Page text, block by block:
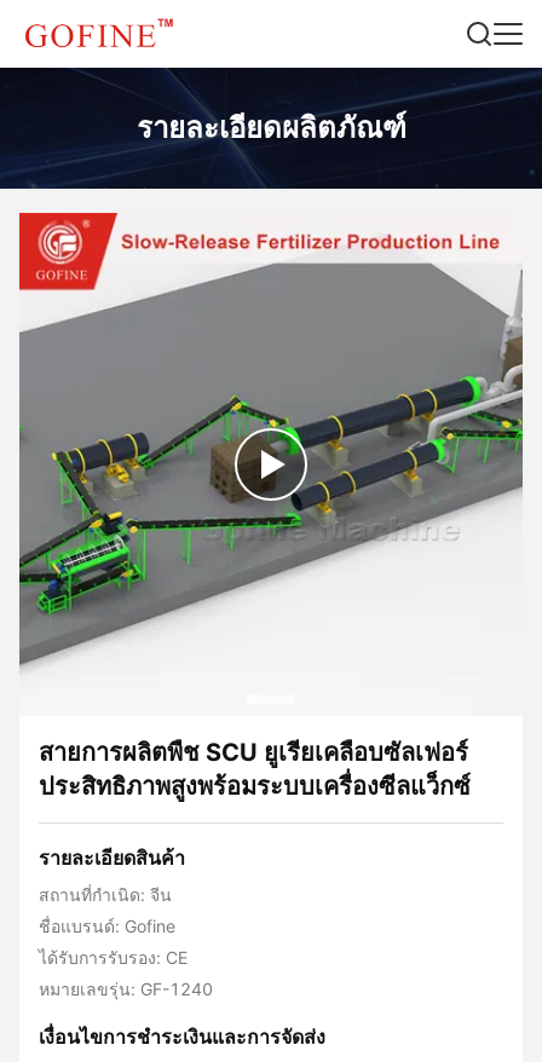
รายละเอียดผลิตภัณฑ์
สายการผลิตพืช SCU ยูเรียเคลือบซัลเฟอร์
ประสิทธิภาพสูงพร้อมระบบเครื่องซีลแว็กซ์
รายละเอียดสินค้า
สถานที่กำเนิด: จีน
ชื่อแบรนด์: Gofine
ได้รับการรับรอง: CE
หมายเลขรุ่น: GF-1240
เงื่อนไขการชําระเงินและการจัดส่ง